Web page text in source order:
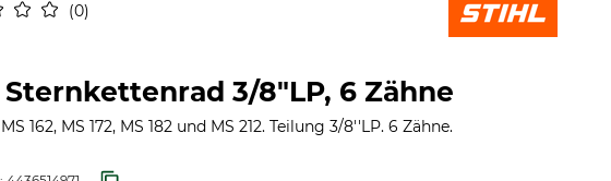
0
3/8"LP, 6 Zähne
162, MS 172, MS 182 und MS 212. Teilung 3/8''LP. 6 Zähne.